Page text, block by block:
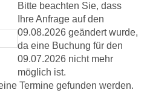
Bitte beachten Sie, dass
Ihre Anfrage auf den
09.08.2026 geändert wurde,
da eine Buchung für den
09.07.2026 nicht mehr
möglich ist.
Termine gefunden werden.